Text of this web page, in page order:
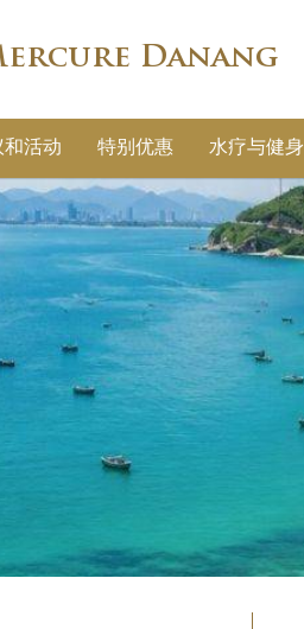
Danang
和活动 特别优惠 水疗与健身